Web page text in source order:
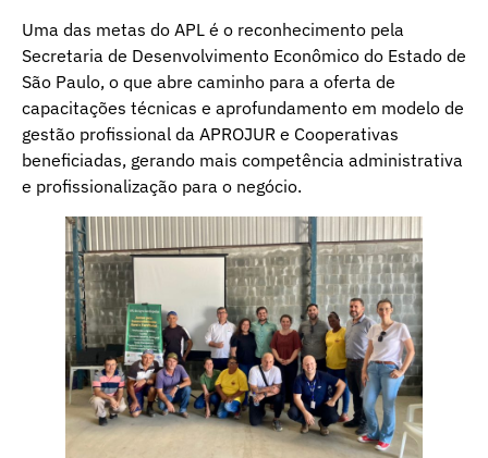
Uma das metas do APL é o reconhecimento pela
Secretaria de Desenvolvimento Econômico do Estado de
São Paulo, o que abre caminho para a oferta de
capacitações técnicas e aprofundamento em modelo de
gestão profissional da APROJUR e Cooperativas
beneficiadas, gerando mais competência administrativa
e profissionalização para o negócio.